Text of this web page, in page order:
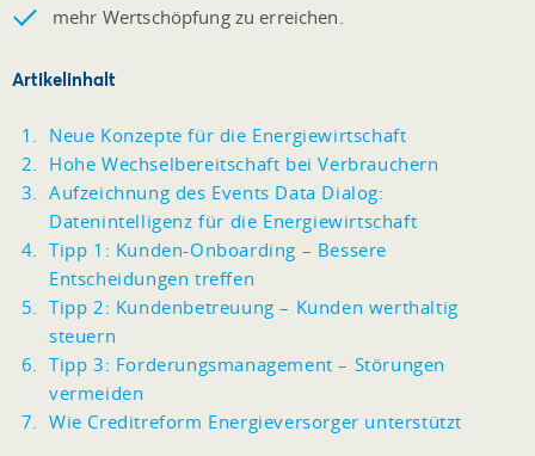
mehr Wertschöpfung zu erreichen.
Artikelinhalt
Neue Konzepte für die Energiewirtschaft
Hohe Wechselbereitschaft bei Verbrauchern
Aufzeichnung des Events Data Dialog:
Datenintelligenz für die Energiewirtschaft
Tipp 1: Kunden-Onboarding – Bessere
Entscheidungen treffen
Tipp 2: Kundenbetreuung – Kunden werthaltig
steuern
Tipp 3: Forderungsmanagement – Störungen
vermeiden
Wie Creditreform Energieversorger unterstützt